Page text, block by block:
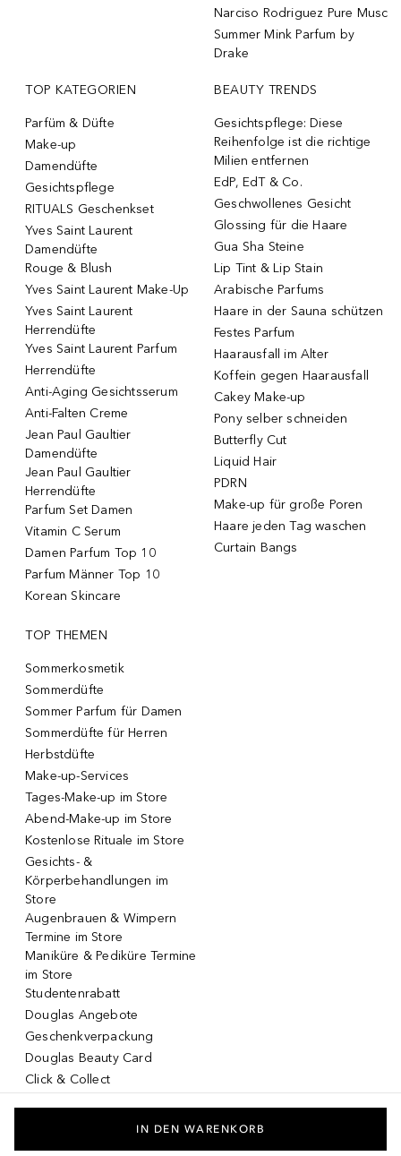
Narciso Rodriguez Pure Musc
Summer Mink Parfum by
Drake
TOP KATEGORIEN
Parfüm & Düfte
Make-up
Damendüfte
Gesichtspflege
RITUALS Geschenkset
Yves Saint Laurent
Damendüfte
Rouge & Blush
Yves Saint Laurent Make-Up
Yves Saint Laurent
Herrendüfte
Yves Saint Laurent Parfum
Herrendüfte
Anti-Aging Gesichtsserum
Anti-Falten Creme
Jean Paul Gaultier
Damendüfte
Jean Paul Gaultier
Herrendüfte
Parfum Set Damen
Vitamin C Serum
Damen Parfum Top 10
Parfum Männer Top 10
Korean Skincare
BEAUTY TRENDS
Gesichtspflege: Diese
Reihenfolge ist die richtige
Milien entfernen
EdP, EdT & Co.
Geschwollenes Gesicht
Glossing für die Haare
Gua Sha Steine
Lip Tint & Lip Stain
Arabische Parfums
Haare in der Sauna schützen
Festes Parfum
Haarausfall im Alter
Koffein gegen Haarausfall
Cakey Make-up
Pony selber schneiden
Butterfly Cut
Liquid Hair
PDRN
Make-up für große Poren
Haare jeden Tag waschen
Curtain Bangs
TOP THEMEN
Sommerkosmetik
Sommerdüfte
Sommer Parfum für Damen
Sommerdüfte für Herren
Herbstdüfte
Make-up-Services
Tages-Make-up im Store
Abend-Make-up im Store
Kostenlose Rituale im Store
Gesichts- &
Körperbehandlungen im
Store
Augenbrauen & Wimpern
Termine im Store
Maniküre & Pediküre Termine
im Store
Studentenrabatt
Douglas Angebote
Geschenkverpackung
Douglas Beauty Card
Click & Collect
IN DEN WARENKORB